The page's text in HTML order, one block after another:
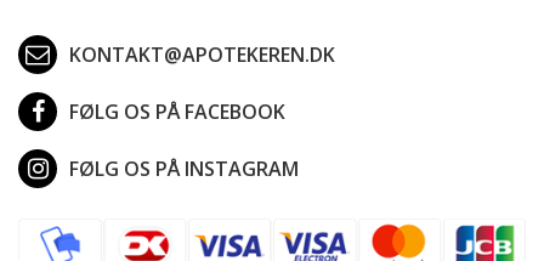
KONTAKT@APOTEKEREN.DK
FØLG OS PÅ FACEBOOK
FØLG OS PÅ INSTAGRAM